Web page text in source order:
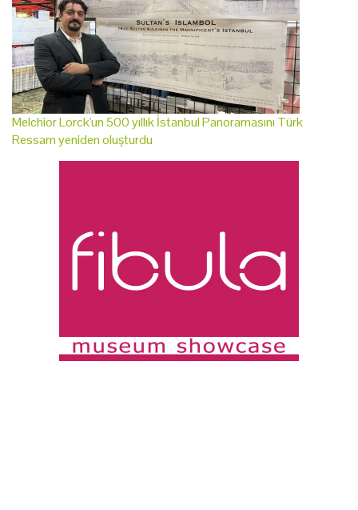
Melchior Lorck'un 500 yıllık İstanbul Panoramasını Türk
Ressam yeniden oluşturdu